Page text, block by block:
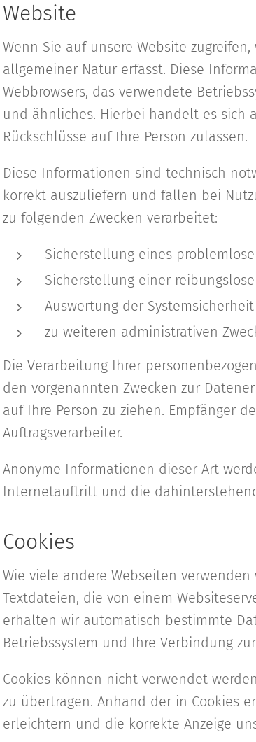
Website
Wenn Sie auf unsere Website
allgemeiner Natur erfasst. Diese
Webbrowsers, das verwendete
und ähnliches. Hierbei handelt es sich
Rückschlüsse auf Ihre Person zulassen.
Diese Informationen sind technisch
korrekt auszuliefern und fallen bei
zu folgenden Zwecken verarbeitet:
Sicherstellung eines
Sicherstellung einer
Auswertung der
zu weiteren administrativen
Die Verarbeitung Ihrer
den vorgenannten Zwecken zur
auf Ihre Person zu ziehen. Empfänger
Auftragsverarbeiter.
Anonyme Informationen dieser Art
Internetauftritt und die
Cookies
Wie viele andere Webseiten
Textdateien, die von einem
erhalten wir automatisch bestimmte
Betriebssystem und Ihre Verbindung
Cookies können nicht verwendet
zu übertragen. Anhand der in Cookies
erleichtern und die korrekte Anzeige